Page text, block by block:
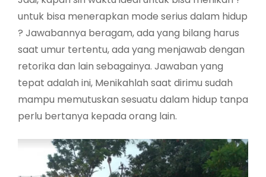
untuk bisa menerapkan mode serius dalam hidup
? Jawabannya beragam, ada yang bilang harus
saat umur tertentu, ada yang menjawab dengan
retorika dan lain sebagainya. Jawaban yang
tepat adalah ini, Menikahlah saat dirimu sudah
mampu memutuskan sesuatu dalam hidup tanpa
perlu bertanya kepada orang lain.